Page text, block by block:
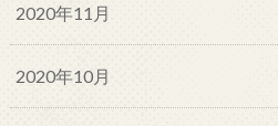
2020年11月
2020年10月